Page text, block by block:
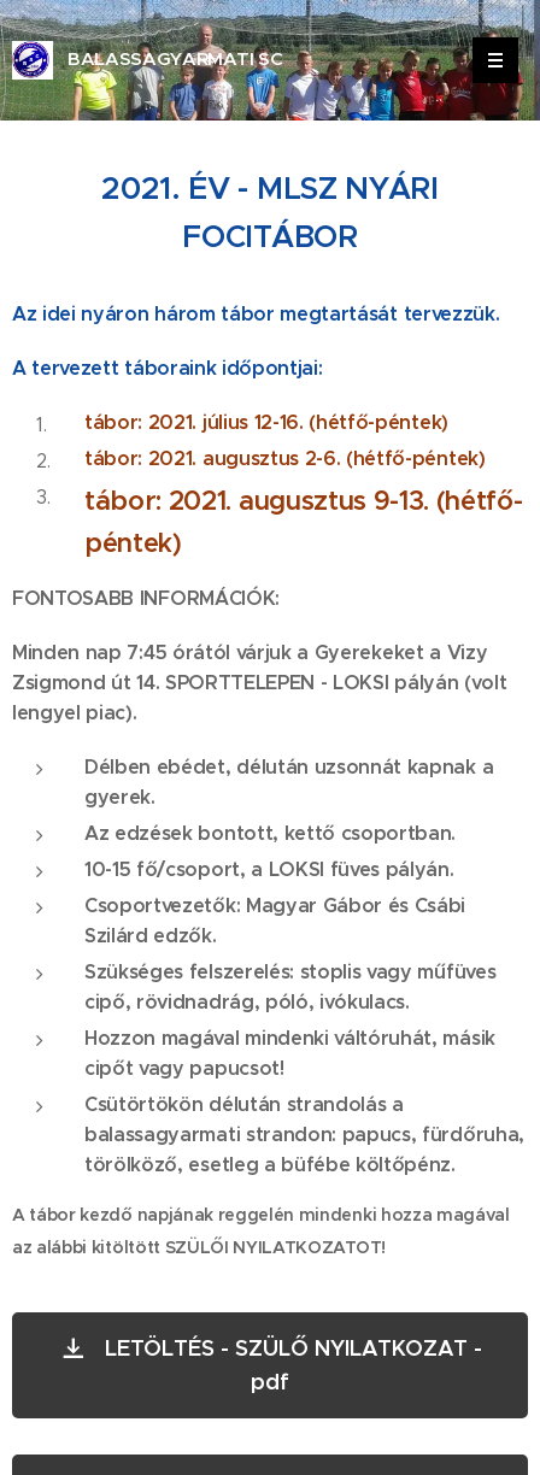
BALASSAGYARMATI SC
ALASSAGYARMATI SPORT CLUB
2021. ÉV - MLSZ NYÁRI
FOCITÁBOR
Az idei nyáron három tábor megtartását tervezzük.
A tervezett táboraink időpontjai:
tábor: 2021. július 12-16. (hétfő-péntek)
tábor: 2021. augusztus 2-6. (hétfő-péntek)
tábor: 2021. augusztus 9-13. (hétfő-
péntek)
FONTOSABB INFORMÁCIÓK:
Minden nap 7:45 órától várjuk a Gyerekeket a Vizy
Zsigmond út 14. SPORTTELEPEN - LOKSI pályán (volt
lengyel piac).
Délben ebédet, délután uzsonnát kapnak a
gyerek.
Az edzések bontott, kettő csoportban.
10-15 fő/csoport, a LOKSI füves pályán.
Csoportvezetők: Magyar Gábor és Csábi
Szilárd edzők.
Szükséges felszerelés: stoplis vagy műfüves
cipő, rövidnadrág, póló, ivókulacs.
Hozzon magával mindenki váltóruhát, másik
cipőt vagy papucsot!
Csütörtökön délután strandolás a
balassagyarmati strandon: papucs, fürdőruha,
törölköző, esetleg a büfébe költőpénz.
A tábor kezdő napjának reggelén mindenki hozza magával
az alábbi kitöltött SZÜLŐI NYILATKOZATOT!
LETÖLTÉS - SZÜLŐ NYILATKOZAT -
pdf